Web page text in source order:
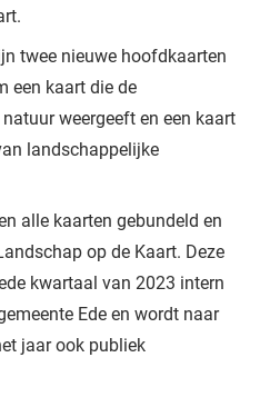
twee nieuwe hoofdkaarten
een kaart die de
weergeeft en een kaart
landschappelijke
alle kaarten gebundeld en
op de Kaart. Deze
kwartaal van 2023 intern
Ede en wordt naar
jaar ook publiek